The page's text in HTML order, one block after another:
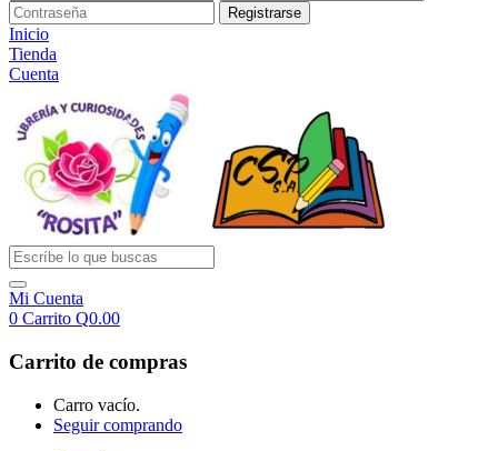
Inicio
Tienda
Cuenta
Mi Cuenta
0 Carrito Q0.00
Carrito de compras
Carro vacío.
Seguir comprando